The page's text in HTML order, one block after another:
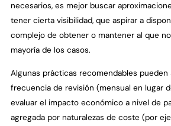
necesarios, es mejor buscar
tener cierta visibilidad, que aspirar a
complejo de obtener o mantener al que
mayoría de los casos.
Algunas prácticas recomendables pueden
frecuencia de revisión (mensual en lugar
evaluar el impacto económico a nivel de
agregada por naturalezas de coste (por